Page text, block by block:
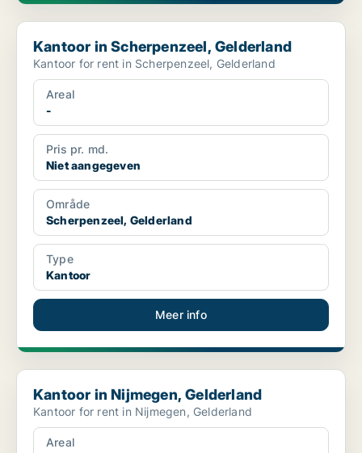
Kantoor in Scherpenzeel, Gelderland
Kantoor in Scherpenzeel, Gelderland
Kantoor for rent in Scherpenzeel, Gelderland
Areal
-
Pris pr. md.
Niet aangegeven
Område
Scherpenzeel, Gelderland
Type
Kantoor
Meer info
Kantoor in Nijmegen, Gelderland
Kantoor in Nijmegen, Gelderland
Kantoor for rent in Nijmegen, Gelderland
Areal